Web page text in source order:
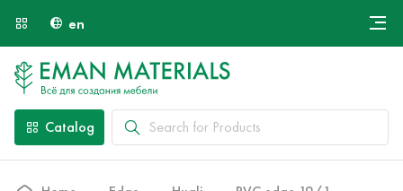
en
Payment and Delivery
Catalog